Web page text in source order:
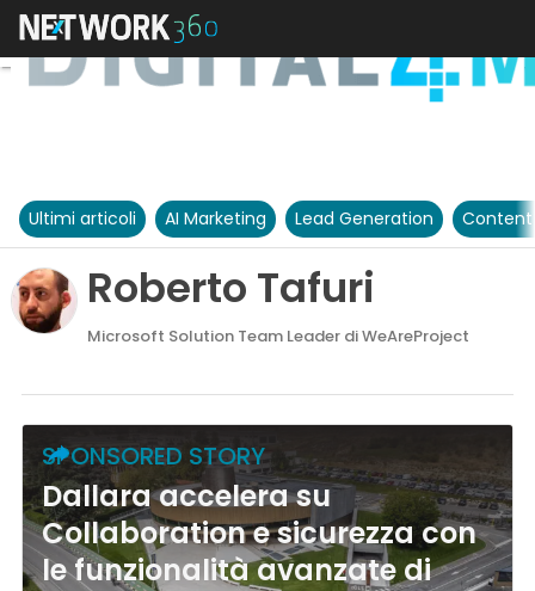
Ultimi articoli AI Marketing Lead Generation
Roberto Tafuri
Microsoft Solution Team Leader di WeAreProject
SPONSORED STORY
Dallara accelera su
Collaboration e sicurezza con
le funzionalità avanzate di